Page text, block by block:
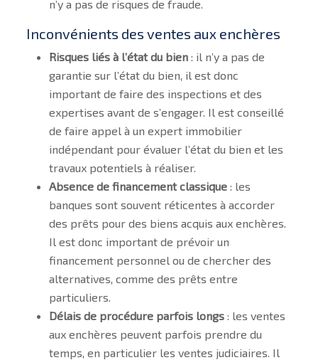
n’y a pas de risques de fraude.
Inconvénients des ventes aux enchères
Risques liés à l’état du bien : il n’y a pas de
garantie sur l’état du bien, il est donc
important de faire des inspections et des
expertises avant de s’engager. Il est conseillé
de faire appel à un expert immobilier
indépendant pour évaluer l’état du bien et les
travaux potentiels à réaliser.
Absence de financement classique : les
banques sont souvent réticentes à accorder
des prêts pour des biens acquis aux enchères.
Il est donc important de prévoir un
financement personnel ou de chercher des
alternatives, comme des prêts entre
particuliers.
Délais de procédure parfois longs : les ventes
aux enchères peuvent parfois prendre du
temps, en particulier les ventes judiciaires. Il